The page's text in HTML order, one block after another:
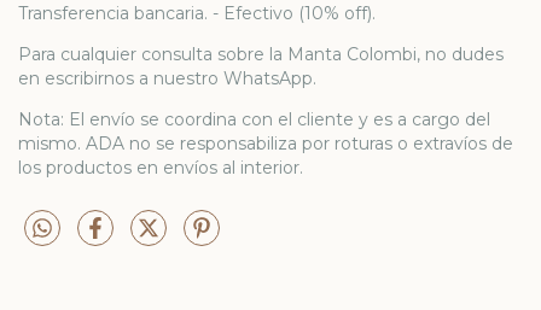
Transferencia bancaria. - Efectivo (10% off).
Para cualquier consulta sobre la Manta Colombi, no dudes
en escribirnos a nuestro WhatsApp.
Nota: El envío se coordina con el cliente y es a cargo del
mismo. ADA no se responsabiliza por roturas o extravíos de
los productos en envíos al interior.